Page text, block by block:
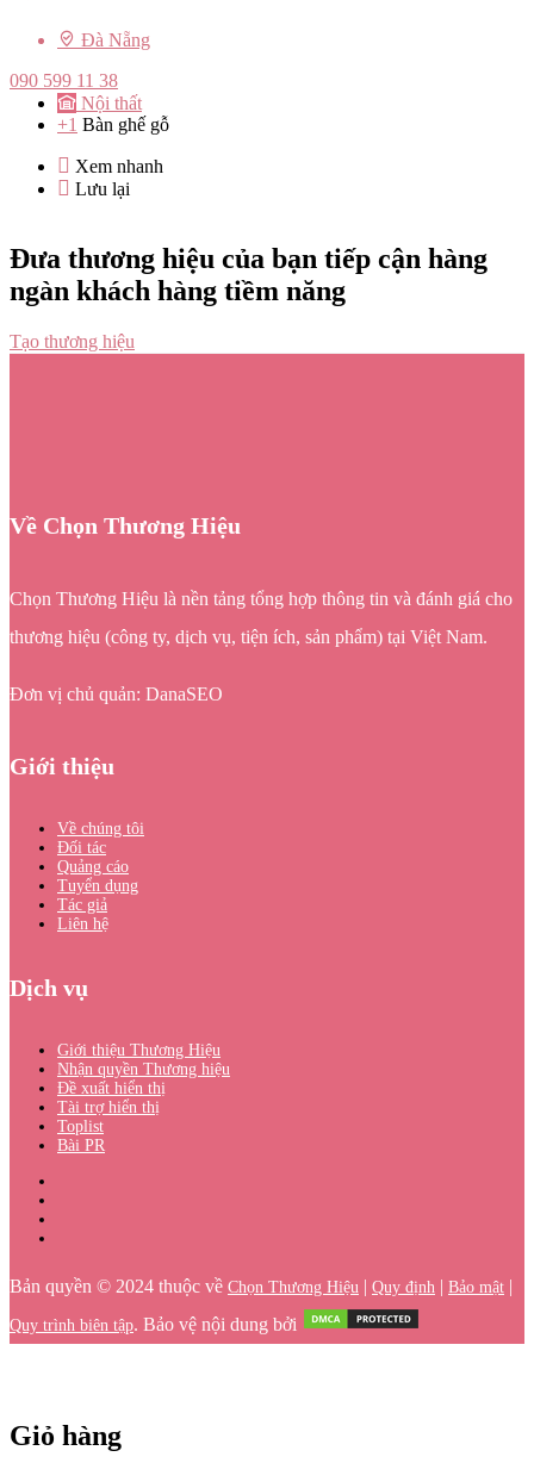
Đà Nẵng
090 599 11 38
Nội thất
+1 Bàn ghế gỗ
Xem nhanh
Lưu lại
Đưa thương hiệu của bạn tiếp cận hàng
ngàn khách hàng tiềm năng
Tạo thương hiệu
Về Chọn Thương Hiệu
Chọn Thương Hiệu là nền tảng tổng hợp thông tin và đánh giá cho
thương hiệu (công ty, dịch vụ, tiện ích, sản phẩm) tại Việt Nam.
Đơn vị chủ quản: DanaSEO
Giới thiệu
Về chúng tôi
Đối tác
Quảng cáo
Tuyển dụng
Tác giả
Liên hệ
Dịch vụ
Giới thiệu Thương Hiệu
Nhận quyền Thương hiệu
Đề xuất hiển thị
Tài trợ hiển thị
Toplist
Bài PR
Bản quyền © 2024 thuộc về Chọn Thương Hiệu | Quy định | Bảo mật |
Quy trình biên tập. Bảo vệ nội dung bởi
Giỏ hàng